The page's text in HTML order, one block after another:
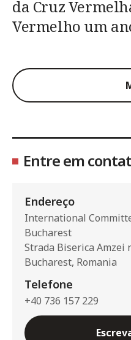
da Cruz
Vermelho um
Entre em
Endereço
International
Bucharest
Strada Biserica Amzei
Bucharest, Romania
Telefone
+40 736 157 229